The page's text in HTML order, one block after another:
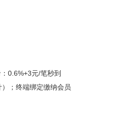
0.6%+3元/笔秒到
；终端绑定缴纳会员